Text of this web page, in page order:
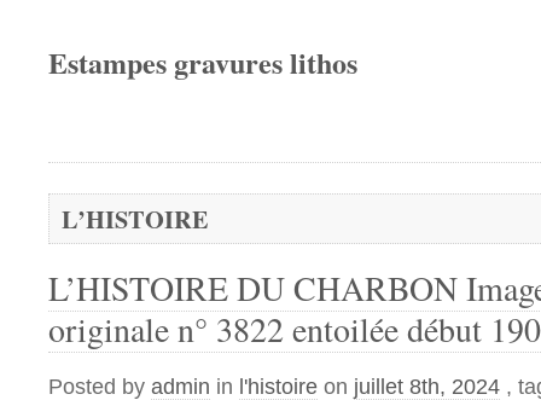
Estampes gravures lithos
L’HISTOIRE
L’HISTOIRE DU CHARBON
originale n° 3822 entoilée début
Posted by admin in l'histoire on juillet 8th, 2024 ,